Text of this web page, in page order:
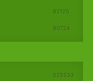
82125
80724
525533